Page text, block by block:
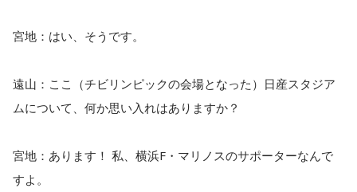
宮地：はい、そうです。
遠山：ここ（チビリンピックの会場となった）日産スタジア
ムについて、何か思い入れはありますか？
宮地：あります！ 私、横浜F・マリノスのサポーターなんで
すよ。